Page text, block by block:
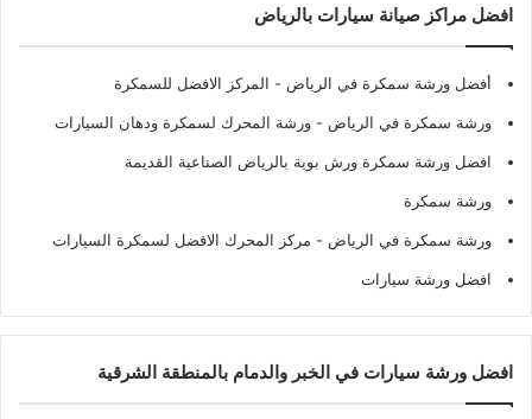
افضل مراكز صيانة سيارات بالرياض
أفضل ورشة سمكرة في الرياض - المركز الافضل للسمكرة
ورشة سمكرة في الرياض - ورشة المحرك لسمكرة ودهان السيارات
افضل ورشة سمكرة ورش بوية بالرياض الصناعية القديمة
ورشة سمكرة
ورشة سمكرة في الرياض - مركز المحرك الافضل لسمكرة السيارات
افضل ورشة سيارات
افضل ورشة سيارات في الخبر والدمام بالمنطقة الشرقية